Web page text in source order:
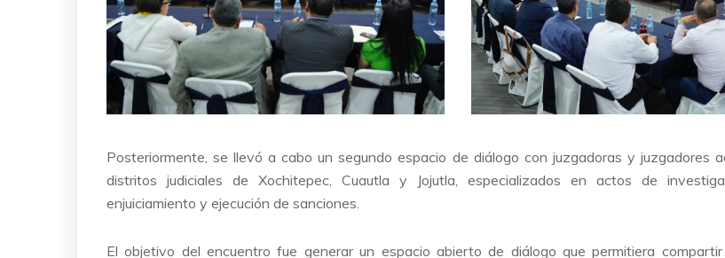
Posteriormente, se llevó a cabo un segundo espacio de diálogo con juzgadoras y juzgadores
distritos judiciales de Xochitepec, Cuautla y Jojutla, especializados en actos de
enjuiciamiento y ejecución de sanciones.
El objetivo del encuentro fue generar un espacio abierto de diálogo que permitiera compartir